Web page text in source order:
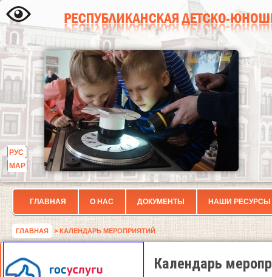
РУС
МАР
ГЛАВНАЯ О НАС ДОКУМЕНТЫ НАШИ РЕСУРСЫ
ГЛАВНАЯ > КАЛЕНДАРЬ МЕРОПРИЯТИЙ
Календарь